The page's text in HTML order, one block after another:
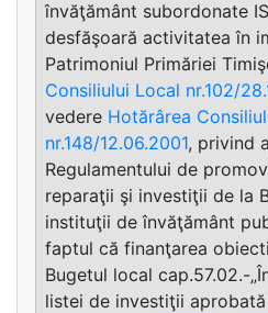
învăţământ subordonate
desfăşoară activitatea în
Patrimoniul Primăriei
Consiliului Local nr.102/
vedere Hotărârea
nr.148/12.06.2001, privind
Regulamentului de
reparaţii şi investiţii de la
instituţii de învăţământ
faptul că finanţarea
Bugetul local cap.57.02.-
listei de investiţii